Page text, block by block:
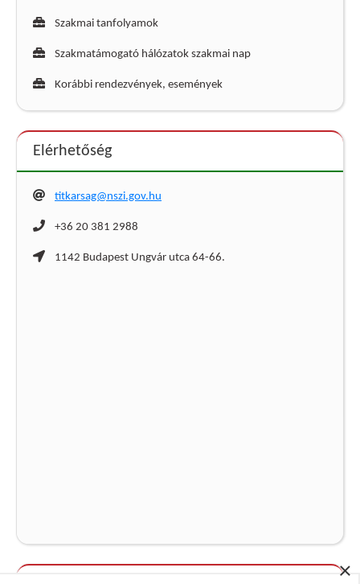
×
Szakmai tanfolyamok
Szakmatámogató hálózatok szakmai nap
Korábbi rendezvények, események
Elérhetőség
titkarsag@nszi.gov.hu
+36 20 381 2988
1142 Budapest Ungvár utca 64-66.